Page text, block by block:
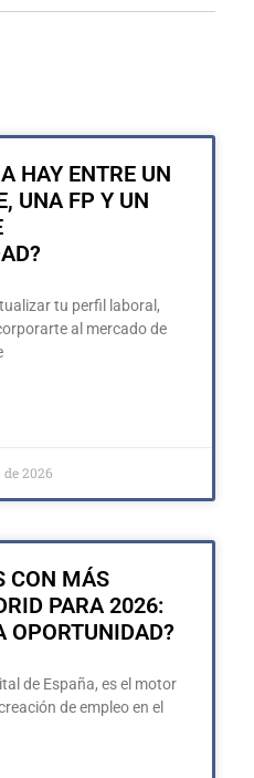
HAY ENTRE UN
UNA FP Y UN
tu perfil laboral,
al mercado de
2026
CON MÁS
PARA 2026:
OPORTUNIDAD?
de España, es el motor
de empleo en el